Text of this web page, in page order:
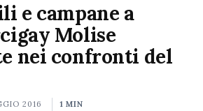
e campane a
Molise
nei confronti del
2016 1 MIN